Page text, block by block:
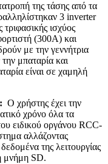
της τάσης από τα
3 inverter
ισχύος
(300Α) και
με την γεννήτρια
μπαταρία και
είναι σε χαμηλή
Ο χρήστης έχει την
χρόνο όλα τα
ειδικού οργάνου RCC-
αλλάζοντας
της λειτουργίας
μνήμη SD.